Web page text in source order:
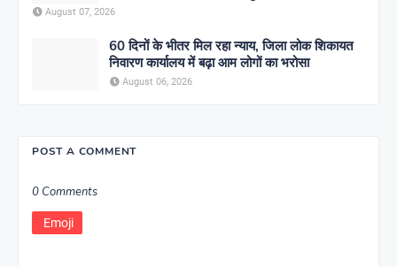
August 07, 2026
60 दिनों के भीतर मिल रहा न्याय, जिला लोक शिकायत
निवारण कार्यालय में बढ़ा आम लोगों का भरोसा
August 06, 2026
POST A COMMENT
0 Comments
Emoji